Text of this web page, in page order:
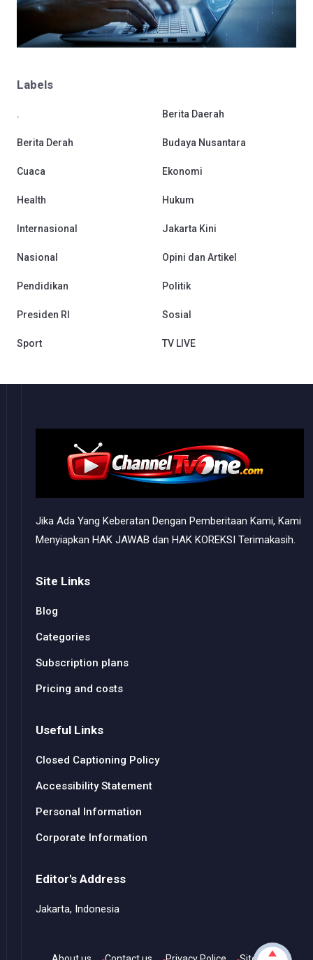
Labels
. Berita Daerah
Berita Derah Budaya Nusantara
Cuaca Ekonomi
Health Hukum
Internasional Jakarta Kini
Nasional Opini dan Artikel
Pendidikan Politik
Presiden RI Sosial
Sport TV LIVE
Jika Ada Yang Keberatan Dengan Pemberitaan Kami, Kami
Menyiapkan HAK JAWAB dan HAK KOREKSI Terimakasih.
Site Links
Blog
Categories
Subscription plans
Pricing and costs
Useful Links
Closed Captioning Policy
Accessibility Statement
Personal Information
Corporate Information
Editor's Address
Jakarta, Indonesia